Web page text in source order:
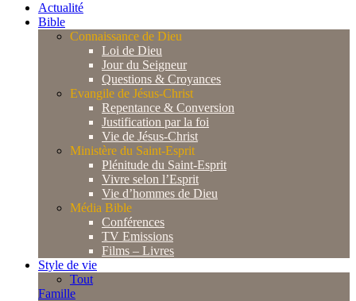
Actualité
Bible
Connaissance de Dieu
Loi de Dieu
Jour du Seigneur
Questions & Croyances
Evangile de Jésus-Christ
Repentance & Conversion
Justification par la foi
Vie de Jésus-Christ
Ministère du Saint-Esprit
Plénitude du Saint-Esprit
Vivre selon l’Esprit
Vie d’hommes de Dieu
Média Bible
Conférences
TV Emissions
Films – Livres
Style de vie
Tout
Famille